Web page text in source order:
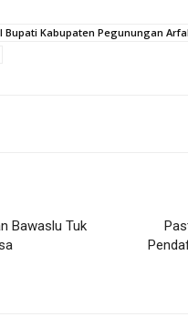
Bupati Kabupaten Pegunungan
Bawaslu Tuk